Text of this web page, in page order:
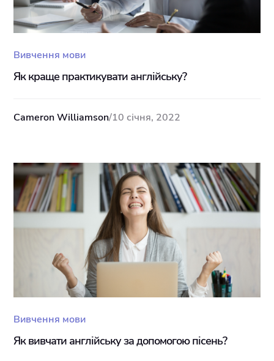
Вивчення мови
Як краще практикувати англійську?
Cameron Williamson/10 січня, 2022
Вивчення мови
Як вивчати англійську за допомогою пісень?